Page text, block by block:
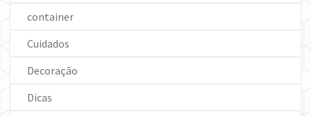
container
Cuidados
Decoração
Dicas